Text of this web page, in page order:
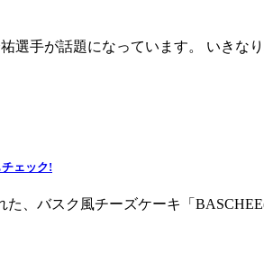
選手が話題になっています。 いき
ェック!
、バスク風チーズケーキ「